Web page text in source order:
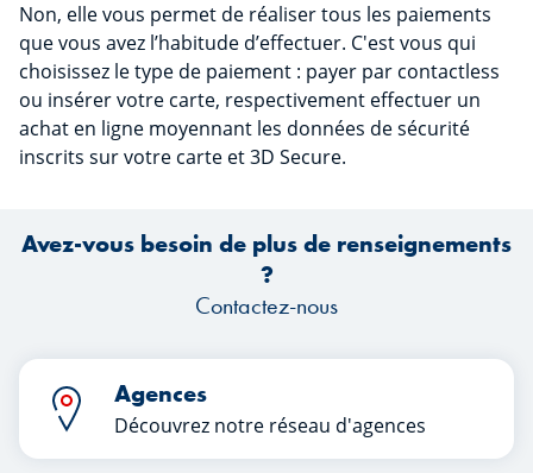
Non, elle vous permet de réaliser tous les paiements
que vous avez l’habitude d’effectuer. C'est vous qui
choisissez le type de paiement : payer par contactless
ou insérer votre carte, respectivement effectuer un
achat en ligne moyennant les données de sécurité
inscrits sur votre carte et 3D Secure.
Avez-vous besoin de plus de renseignements
?
Contactez-nous
Agences
Découvrez notre réseau d'agences